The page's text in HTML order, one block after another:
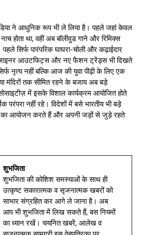
ने आधुनिक रूप भी ले लिया है। पहले जहां केवल
होता था, वहीं अब बॉलीवुड गाने और रिमिक्स
सिर्फ पारंपरिक घाघरा-चोली और कढ़ाईदार
आउटफिट्स और नए फैशन ट्रेंड्स भी दिखते
नृत्य नहीं बल्कि आज की युवा पीढ़ी के लिए एक
मंदिरों तक सीमित रहने के बजाय अब बड़े
में इसके विशाल कार्यक्रम आयोजित होते
परंपरा नहीं रहे। विदेशों में बसे भारतीय भी बड़े
का आयोजन करते हैं और अपनी जड़ों से जुड़े रहते
शुभजिता
शुभजिता की कोशिश समस्याओं के साथ ही
उत्कृष्ट सकारात्मक व सृजनात्मक खबरों को
साभार संग्रहित कर आगे ले जाना है। अब
आप भी शुभजिता में लिख सकते हैं, बस नियमों
का ध्यान रखें। चयनित खबरें, आलेख व